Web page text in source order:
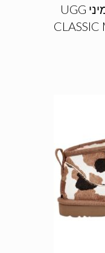
מגפי האגג דגם פלוף מיני UGG
CLASSIC